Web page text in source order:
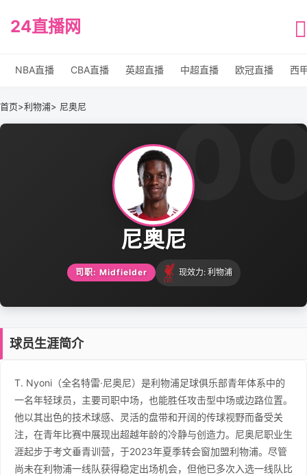
24直播网
NBA直播 CBA直播 英超直播 中超直播 欧冠直播 西
首页>利物浦> 尼奥尼
尼奥尼
司职: Midfielder 现效力: 利物浦
球员生涯简介
T. Nyoni（全名特雷·尼奥尼）是利物浦足球俱乐部青年体系中的
一名年轻球员，主要司职中场，也能胜任攻击型中场或边路位置。
他以其出色的技术球感、灵活的盘带和开阔的传球视野而备受关
注，在青年比赛中展现出超越年龄的冷静与创造力。尼奥尼职业生
涯起步于考文垂青训营，于2023年夏季转会窗加盟利物浦。尽管
尚未在利物浦一线队获得稳定出场机会，但他已多次入选一线队比